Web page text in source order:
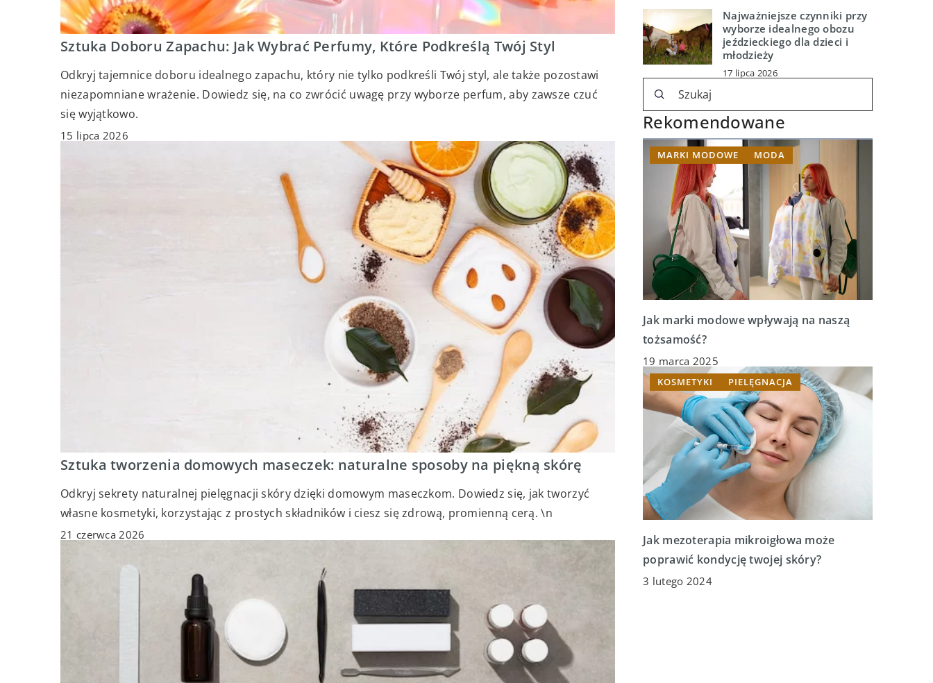
Sztuka Doboru Zapachu: Jak Wybrać Perfumy, Które Podkreślą Twój Styl
Odkryj tajemnice doboru idealnego zapachu, który nie tylko podkreśli Twój styl, ale także pozostawi
niezapomniane wrażenie. Dowiedz się, na co zwrócić uwagę przy wyborze perfum, aby zawsze czuć
się wyjątkowo.
15 lipca 2026
Sztuka tworzenia domowych maseczek: naturalne sposoby na piękną skórę
Odkryj sekrety naturalnej pielęgnacji skóry dzięki domowym maseczkom. Dowiedz się, jak tworzyć
własne kosmetyki, korzystając z prostych składników i ciesz się zdrową, promienną cerą. \n
21 czerwca 2026
Najważniejsze czynniki przy
wyborze idealnego obozu
jeździeckiego dla dzieci i
młodzieży
17 lipca 2026
Rekomendowane
MARKI MODOWE MODA
Jak marki modowe wpływają na naszą
tożsamość?
19 marca 2025
KOSMETYKI PIELĘGNACJA
Jak mezoterapia mikroigłowa może
poprawić kondycję twojej skóry?
3 lutego 2024